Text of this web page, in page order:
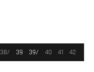
38/ 39 39/ 40 41 42